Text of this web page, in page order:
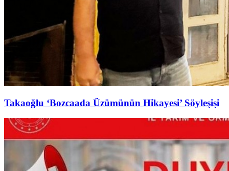
Takaoğlu ‘Bozcaada Üzümünün Hikayesi’ Söyleşişi